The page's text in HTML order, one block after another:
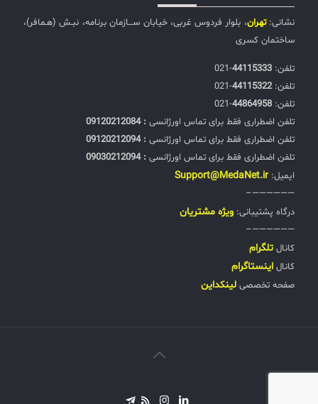
نشانی:تهران، بلوار فردوس غربی، خیابان ســـازمان برنامه، نبـش (هـمافر)،
ساختمان کسری
تلفن:‌ 44115333
-021
تلفن:‌44115322
-021
تلفن:‌ 44864958
-021
تلفن اضطراری فقط برای تماس اورژانسی : 09120212084
تلفن اضطراری فقط برای تماس اورژانسی : 09120212094
تلفن اضطراری فقط برای تماس اورژانسی : 09030212094
ایمیل: Support@MedaNet.ir
——————–
درگاه پشتیبانی: ويژه مشتریان
——————–
کانال تلگرام
کانال اینستاگرام
صفحه تخصصی لینکداین